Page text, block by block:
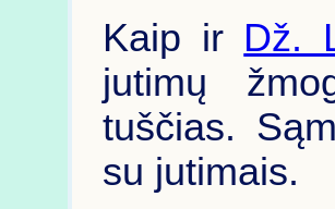
Kaip ir Dž.
jutimų
tuščias.
su jutimais.